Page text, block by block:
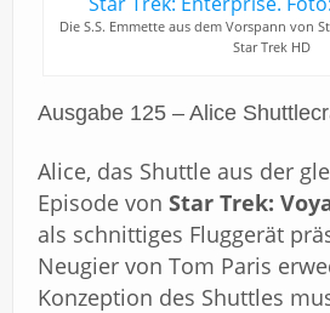
Die S.S. Emmette aus dem Vorspann von
Star Trek HD
Ausgabe 125 – Alice
Alice, das Shuttle aus der
Episode von Star Trek:
als schnittiges Fluggerät
Neugier von Tom Paris
Konzeption des Shuttles